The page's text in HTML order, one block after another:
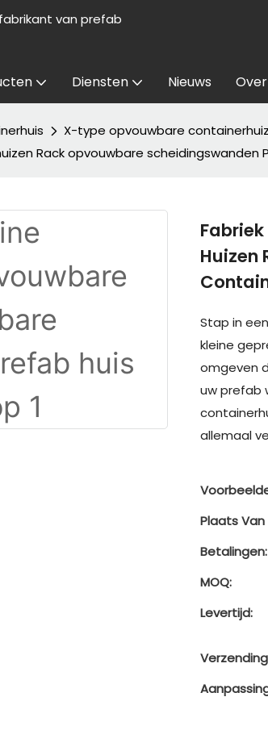
van prefab
Diensten Nieuws
X-type opvouwbare
Rack opvouwbare scheidingswanden
Huizen
Stap in
kleine
omgeven
uw prefab
allemaal
Plaats
Betalingen:
MOQ:
Levertijd: